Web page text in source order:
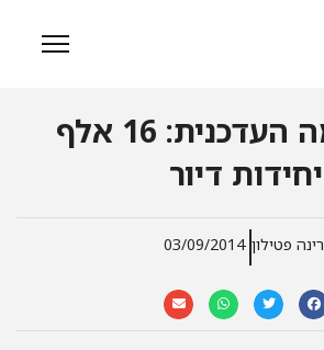
הפרוגרמה העדכנית: 16 אלף
יחידות דיור
רינה פטילון 03/09/2014